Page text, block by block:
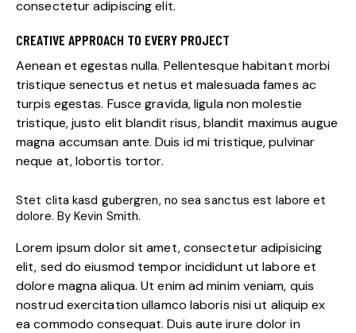
consectetur adipiscing elit.
CREATIVE APPROACH TO EVERY PROJECT
Aenean et egestas nulla. Pellentesque habitant morbi
tristique senectus et netus et malesuada fames ac
turpis egestas. Fusce gravida, ligula non molestie
tristique, justo elit blandit risus, blandit maximus augue
magna accumsan ante. Duis id mi tristique, pulvinar
neque at, lobortis tortor.
Stet clita kasd gubergren, no sea sanctus est labore et
dolore. By Kevin Smith.
Lorem ipsum dolor sit amet, consectetur adipisicing
elit, sed do eiusmod tempor incididunt ut labore et
dolore magna aliqua. Ut enim ad minim veniam, quis
nostrud exercitation ullamco laboris nisi ut aliquip ex
ea commodo consequat. Duis aute irure dolor in